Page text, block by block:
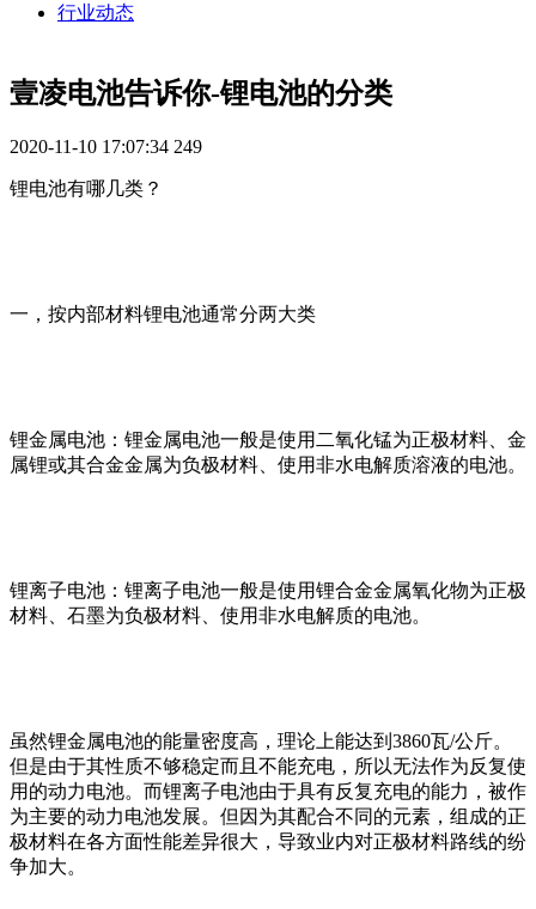
行业动态
壹凌电池告诉你-锂电池的分类
2020-11-10 17:07:34 249
锂电池有哪几类？
一，按内部材料锂电池通常分两大类
锂金属电池：锂金属电池一般是使用二氧化锰为正极材料、金
属锂或其合金金属为负极材料、使用非水电解质溶液的电池。
锂离子电池：锂离子电池一般是使用锂合金金属氧化物为正极
材料、石墨为负极材料、使用非水电解质的电池。
虽然锂金属电池的能量密度高，理论上能达到3860瓦/公斤。
但是由于其性质不够稳定而且不能充电，所以无法作为反复使
用的动力电池。而锂离子电池由于具有反复充电的能力，被作
为主要的动力电池发展。但因为其配合不同的元素，组成的正
极材料在各方面性能差异很大，导致业内对正极材料路线的纷
争加大。